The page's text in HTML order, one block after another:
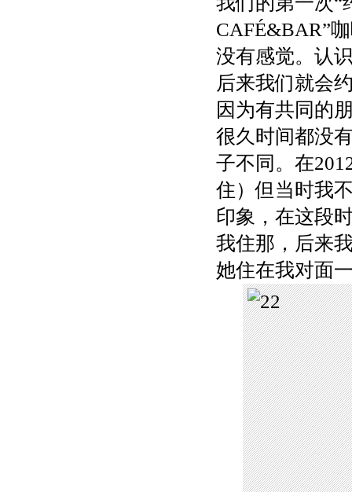
CAFÉ&BAR”
没有感觉。认
后来我们就会
因为有共同的
很久时间都没
子不同。在
住）但当时我
印象，在这段
我住那，后来
她住在我对面